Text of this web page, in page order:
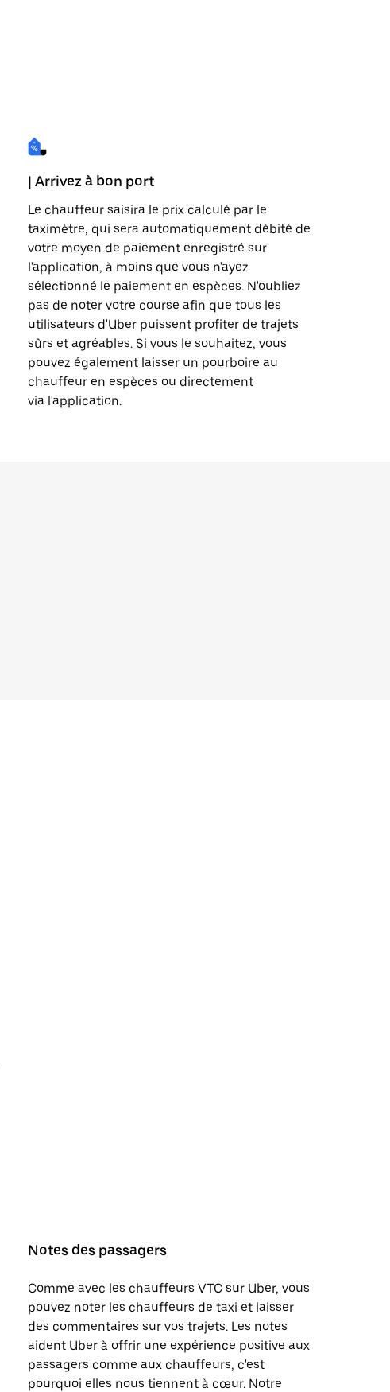
| Arrivez à bon port
Le chauffeur saisira le prix calculé par le
taximètre, qui sera automatiquement débité de
votre moyen de paiement enregistré sur
l'application, à moins que vous n'ayez
sélectionné le paiement en espèces. N'oubliez
pas de noter votre course afin que tous les
utilisateurs d'Uber puissent profiter de trajets
sûrs et agréables. Si vous le souhaitez, vous
pouvez également laisser un pourboire au
chauffeur en espèces ou directement
via l'application.
Notes des passagers
Comme avec les chauffeurs VTC sur Uber, vous
pouvez noter les chauffeurs de taxi et laisser
des commentaires sur vos trajets. Les notes
aident Uber à offrir une expérience positive aux
passagers comme aux chauffeurs, c'est
pourquoi elles nous tiennent à cœur. Notre